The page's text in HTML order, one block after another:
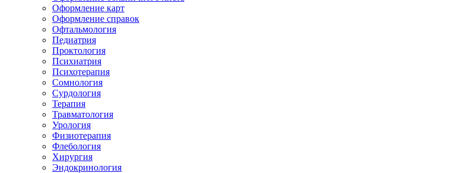
Оформление карт
Оформление справок
Офтальмология
Педиатрия
Проктология
Психиатрия
Психотерапия
Сомнология
Сурдология
Терапия
Травматология
Урология
Физиотерапия
Флебология
Хирургия
Эндокринология